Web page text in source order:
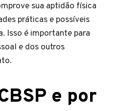
sua aptidão física
práticas e possíveis
Isso é importante para
e dos outros
e por